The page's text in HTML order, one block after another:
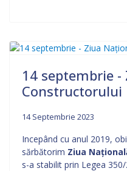
14 septembrie
Constructorului
14 Septembrie 2023
Incepând cu anul 2019,
sărbătorim Ziua
s-a stabilit prin Legea